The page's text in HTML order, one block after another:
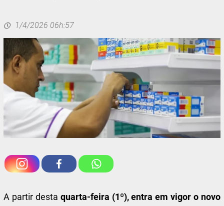
1/4/2026 06h:57
A partir desta quarta-feira (1º), entra em vigor o novo